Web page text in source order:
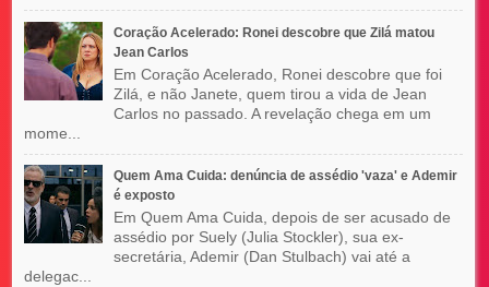
Coração Acelerado: Ronei descobre que Zilá matou
Jean Carlos
Em Coração Acelerado, Ronei descobre que foi
Zilá, e não Janete, quem tirou a vida de Jean
Carlos no passado. A revelação chega em um
mome...
Quem Ama Cuida: denúncia de assédio 'vaza' e Ademir
é exposto
Em Quem Ama Cuida, depois de ser acusado de
assédio por Suely (Julia Stockler), sua ex-
secretária, Ademir (Dan Stulbach) vai até a
delegac...